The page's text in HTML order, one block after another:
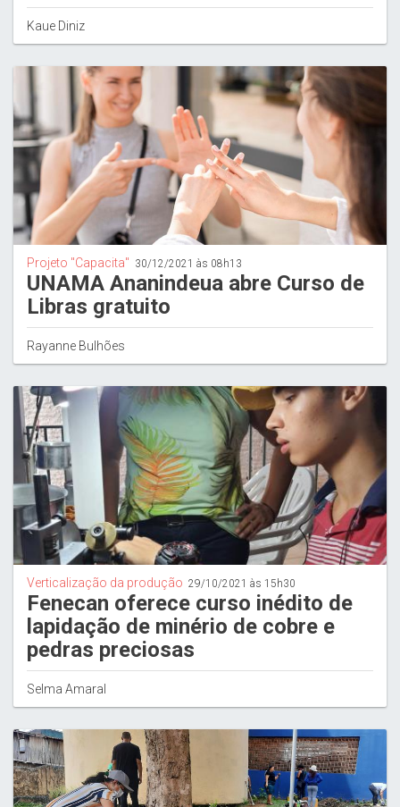
Kaue Diniz
Projeto "Capacita" 30/12/2021 às 08h13
UNAMA Ananindeua abre Curso de
Libras gratuito
Rayanne Bulhões
Verticalização da produção 29/10/2021 às 15h30
Fenecan oferece curso inédito de
lapidação de minério de cobre e
pedras preciosas
Selma Amaral